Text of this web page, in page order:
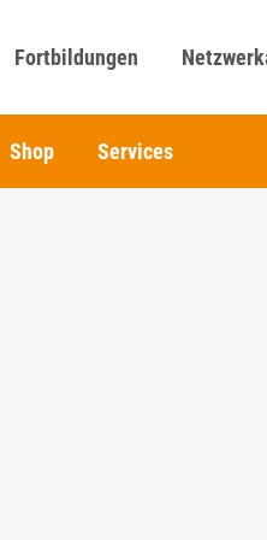
Fortbildungen
Shop Services